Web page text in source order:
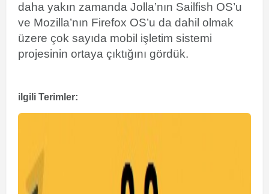
daha yakın zamanda Jolla’nın Sailfish OS’u
ve Mozilla’nın Firefox OS’u da dahil olmak
üzere çok sayıda mobil işletim sistemi
projesinin ortaya çıktığını gördük.
ilgili Terimler: